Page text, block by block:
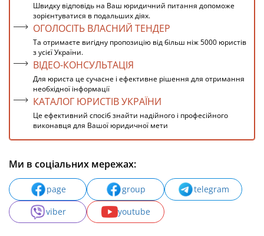
Швидку відповідь на Ваш юридичний питання допоможе
зорієнтуватися в подальших діях.
ОГОЛОСІТЬ ВЛАСНИЙ ТЕНДЕР
Та отримаєте вигідну пропозицію від більш ніж 5000 юристів
з усієї України.
ВІДЕО-КОНСУЛЬТАЦІЯ
Для юриста це сучасне і ефективне рішення для отримання
необхідної інформації
КАТАЛОГ ЮРИСТІВ УКРАЇНИ
Це ефективний спосіб знайти надійного і професійного
виконавця для Вашої юридичної мети
Ми в соціальних мережах:
page group
telegram
viber
youtube